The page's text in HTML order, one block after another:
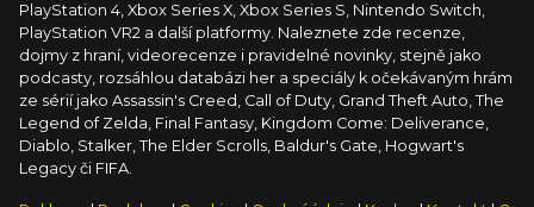
PlayStation 4, Xbox Series X, Xbox Series S, Nintendo Switch,
PlayStation VR2 a další platformy. Naleznete zde recenze,
dojmy z hraní, videorecenze i pravidelné novinky, stejně jako
podcasty, rozsáhlou databázi her a speciály k očekávaným hrám
ze sérií jako Assassin's Creed, Call of Duty, Grand Theft Auto, The
Legend of Zelda, Final Fantasy, Kingdom Come: Deliverance,
Diablo, Stalker, The Elder Scrolls, Baldur's Gate, Hogwart's
Legacy či FIFA.